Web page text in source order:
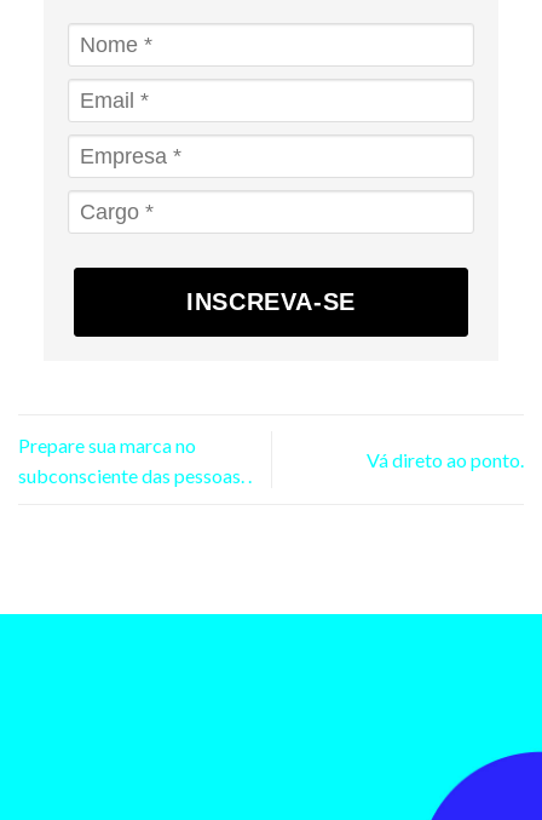
INSCREVA-SE
Prepare sua marca no
subconsciente das pessoas. .
Vá direto ao ponto.